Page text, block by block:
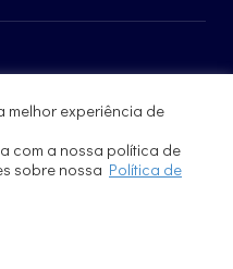
melhor experiência de
com a nossa política de
sobre nossa Política de